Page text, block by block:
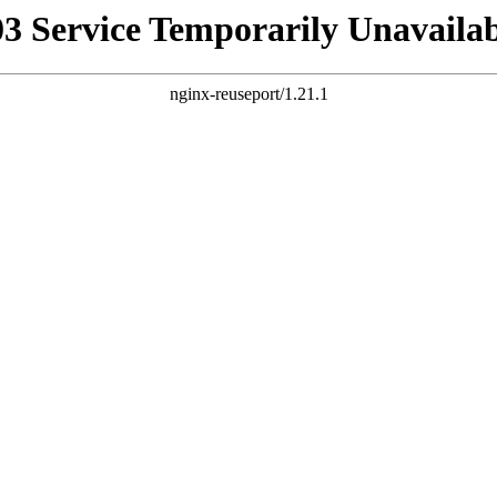
Service Temporarily
nginx-reuseport/1.21.1